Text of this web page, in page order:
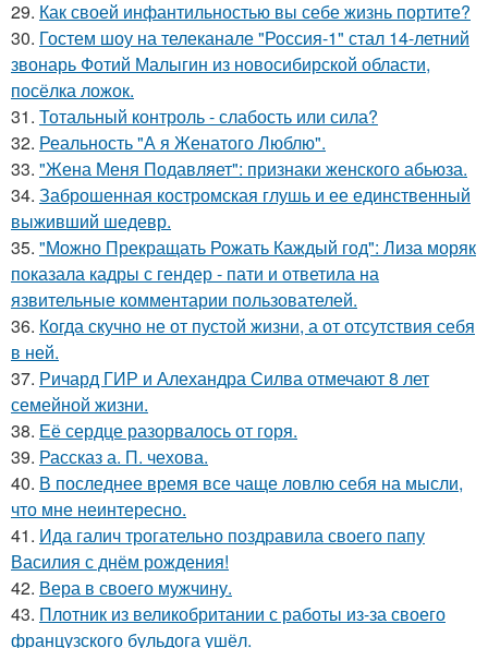
29. Как своей инфантильностью вы себе жизнь портите?
30. Гостем шоу на телеканале "Россия-1" стал 14-летний
звонарь Фотий Малыгин из новосибирской области,
посёлка ложок.
31. Тотальный контроль - слабость или сила?
32. Реальность "А я Женатого Люблю".
33. "Жена Меня Подавляет": признаки женского абьюза.
34. Заброшенная костромская глушь и ее единственный
выживший шедевр.
35. "Можно Прекращать Рожать Каждый год": Лиза моряк
показала кадры с гендер - пати и ответила на
язвительные комментарии пользователей.
36. Когда скучно не от пустой жизни, а от отсутствия себя
в ней.
37. Ричард ГИР и Алехандра Силва отмечают 8 лет
семейной жизни.
38. Её сердце разорвалось от горя.
39. Рассказ а. П. чехова.
40. В последнее время все чаще ловлю себя на мысли,
что мне неинтересно.
41. Ида галич трогательно поздравила своего папу
Василия с днём рождения!
42. Вера в своего мужчину.
43. Плотник из великобритании с работы из-за своего
французского бульдога ушёл.